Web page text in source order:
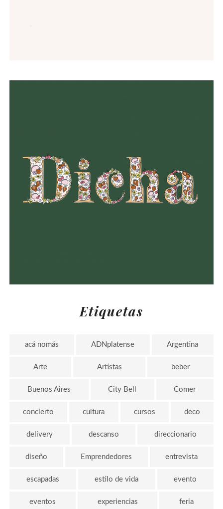
Etiquetas
acá nomás ADNplatense Argentina
Arte Artistas beber
Buenos Aires City Bell Comer
concierto cultura cursos deco
delivery descanso direccionario
diseño Emprendedores entrevista
escapadas estilo de vida evento
eventos experiencias feria